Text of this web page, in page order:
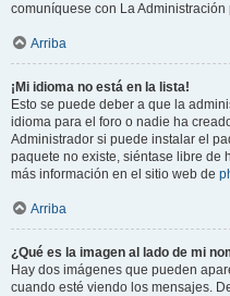
comuníquese con La
Arriba
¡Mi idioma no está en la lista!
Esto se puede deber a que la
idioma para el foro o nadie ha
Administrador si puede instalar el
paquete no existe, siéntase libre de
más información en el sitio web de
Arriba
¿Qué es la imagen al lado de mi
Hay dos imágenes que pueden
cuando esté viendo los mensajes.